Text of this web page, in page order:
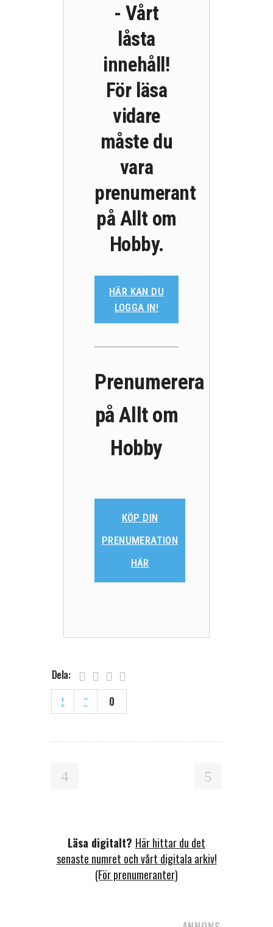
- Vårt
låsta
innehåll!
För läsa
vidare
måste du
vara
prenumerant
på Allt om
Hobby.
HÄR KAN DU
LOGGA IN!
Prenumerera
på Allt om
Hobby
KÖP DIN
PRENUMERATION
HÄR
Dela:
0
Läsa digitalt? Här hittar du det
senaste numret och vårt digitala arkiv!
(För prenumeranter)